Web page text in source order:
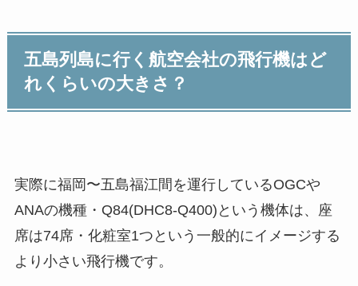
五島列島に行く航空会社の飛行機はど
れくらいの大きさ？
実際に福岡〜五島福江間を運行しているOGCや
ANAの機種・Q84(DHC8-Q400)という機体は、座
席は74席・化粧室1つという一般的にイメージする
より小さい飛行機です。